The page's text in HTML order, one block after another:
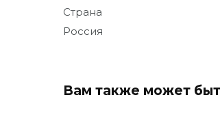
Страна
Россия
Вам также может